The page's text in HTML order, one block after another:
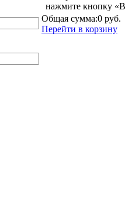
нажмите кнопку
Общая сумма:0 руб.
Перейти в корзину